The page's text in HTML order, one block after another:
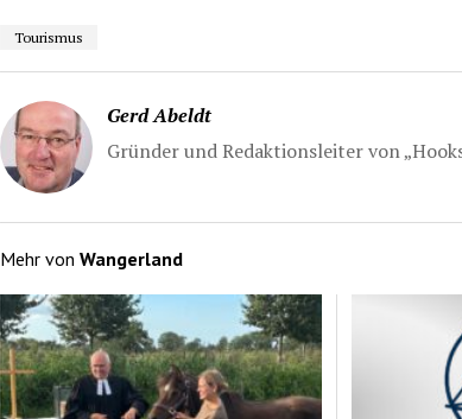
Tourismus
Gerd Abeldt
Gründer und Redaktionsleiter von
Mehr von Wangerland